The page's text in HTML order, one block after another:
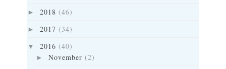
► 2018 (46)
► 2017 (34)
▼ 2016 (40)
► November (2)